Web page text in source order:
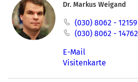
Dr. Markus Weigand
(030) 8062 - 12159
(030) 8062 - 14762
E-Mail
Visitenkarte